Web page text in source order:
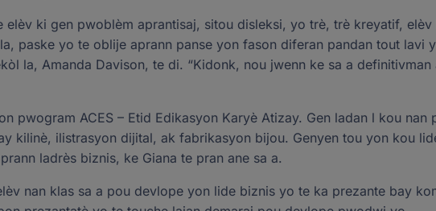
elèv ki gen pwoblèm aprantisaj, sitou disleksi, yo trè, trè kreyatif,
paske yo te oblije aprann panse yon fason diferan pandan tout lavi
la, Amanda Davison, te di. “Kidonk, nou jwenn ke sa a
pwogram ACES – Etid Edikasyon Karyè Atizay. Gen ladan l kou nan
kilinè, ilistrasyon dijital, ak fabrikasyon bijou. Genyen tou yon kou
ladrès biznis, ke Giana te pran ane sa a.
nan klas sa a pou devlope yon lide biznis yo te ka prezante bay